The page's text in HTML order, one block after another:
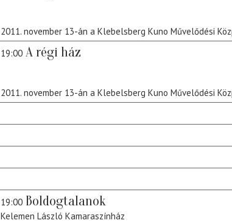
2011. november 13-án a Klebelsberg Kuno Művelődési
19:00 A régi ház
2011. november 13-án a Klebelsberg Kuno Művelődési
19:00 Boldogtalanok
Kelemen László Kamaraszínház